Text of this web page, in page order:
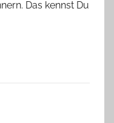
Das kennst Du